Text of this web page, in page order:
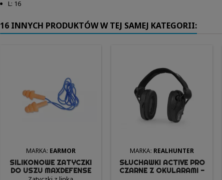
L: 16
16 INNYCH PRODUKTÓW W TEJ SAMEJ KATEGORII:
MARKA: EARMOR
SILIKONOWE ZATYCZKI
DO USZU MAXDEFENSE
MARKA: REALHUNTER
SŁUCHAWKI ACTIVE PRO
CZARNE Z OKULARAMI -